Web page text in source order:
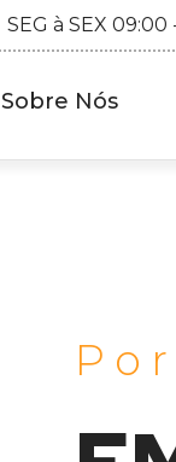
SEG à SEX 09:00
Sobre Nós